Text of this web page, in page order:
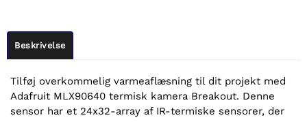
Beskrivelse
Tilføj overkommelig varmeaflæsning til dit projekt med
Adafruit MLX90640 termisk kamera Breakout. Denne
sensor har et 24x32-array af IR-termiske sensorer, der